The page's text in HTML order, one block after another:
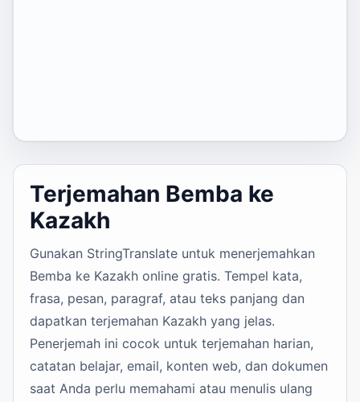
Terjemahan Bemba ke
Kazakh
Gunakan StringTranslate untuk menerjemahkan
Bemba ke Kazakh online gratis. Tempel kata,
frasa, pesan, paragraf, atau teks panjang dan
dapatkan terjemahan Kazakh yang jelas.
Penerjemah ini cocok untuk terjemahan harian,
catatan belajar, email, konten web, dan dokumen
saat Anda perlu memahami atau menulis ulang